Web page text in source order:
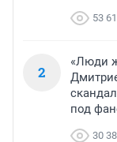
53
2
«Люди
под
30